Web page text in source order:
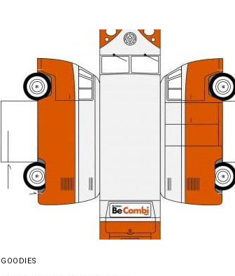
GOODIES